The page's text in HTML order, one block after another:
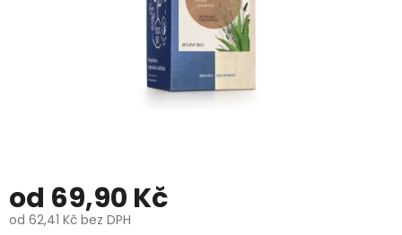
od 69,90 Kč
od 62,41 Kč bez DPH